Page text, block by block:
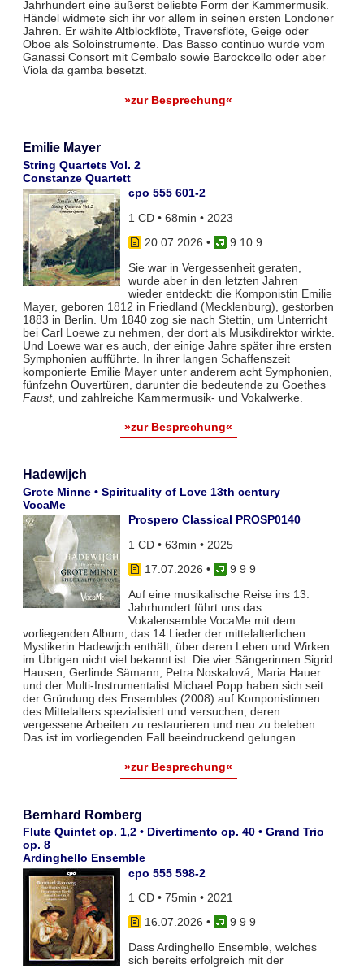
Jahrhundert eine äußerst beliebte Form der Kammermusik.
Händel widmete sich ihr vor allem in seinen ersten Londoner
Jahren. Er wählte Altblockflöte, Traversflöte, Geige oder
Oboe als Soloinstrumente. Das Basso continuo wurde vom
Ganassi Consort mit Cembalo sowie Barockcello oder aber
Viola da gamba besetzt.
»zur Besprechung«
Emilie Mayer
String Quartets Vol. 2
Constanze Quartett
cpo 555 601-2
1 CD • 68min • 2023
20.07.2026 •
9 10 9
Sie war in Vergessenheit geraten,
wurde aber in den letzten Jahren
wieder entdeckt: die Komponistin Emilie
Mayer, geboren 1812 in Friedland (Mecklenburg), gestorben
1883 in Berlin. Um 1840 zog sie nach Stettin, um Unterricht
bei Carl Loewe zu nehmen, der dort als Musikdirektor wirkte.
Und Loewe war es auch, der einige Jahre später ihre ersten
Symphonien aufführte. In ihrer langen Schaffenszeit
komponierte Emilie Mayer unter anderem acht Symphonien,
fünfzehn Ouvertüren, darunter die bedeutende zu Goethes
Faust, und zahlreiche Kammermusik- und Vokalwerke.
»zur Besprechung«
Hadewijch
Grote Minne • Spirituality of Love 13th century
VocaMe
Prospero Classical PROSP0140
1 CD • 63min • 2025
17.07.2026 •
9 9 9
Auf eine musikalische Reise ins 13.
Jahrhundert führt uns das
Vokalensemble VocaMe mit dem
vorliegenden Album, das 14 Lieder der mittelalterlichen
Mystikerin Hadewijch enthält, über deren Leben und Wirken
im Übrigen nicht viel bekannt ist. Die vier Sängerinnen Sigrid
Hausen, Gerlinde Sämann, Petra Noskalová, Maria Hauer
und der Multi-Instrumentalist Michael Popp haben sich seit
der Gründung des Ensembles (2008) auf Komponistinnen
des Mittelalters spezialisiert und versuchen, deren
vergessene Arbeiten zu restaurieren und neu zu beleben.
Das ist im vorliegenden Fall beeindruckend gelungen.
»zur Besprechung«
Bernhard Romberg
Flute Quintet op. 1,2 • Divertimento op. 40 • Grand Trio
op. 8
Ardinghello Ensemble
cpo 555 598-2
1 CD • 75min • 2021
16.07.2026 •
9 9 9
Dass Ardinghello Ensemble, welches
sich bereits erfolgreich mit der